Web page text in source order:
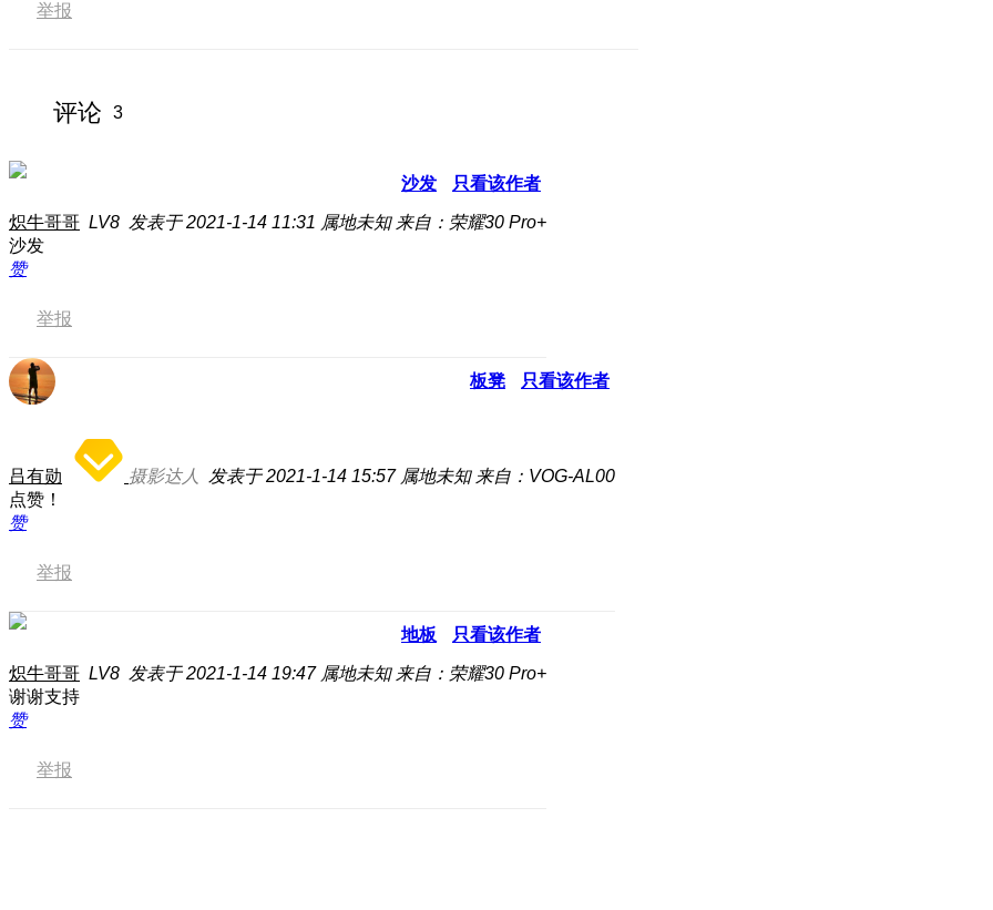
举报
评论 3
沙发 只看该作者
炽牛哥哥 LV8 发表于 2021-1-14 11:31 属地未知 来自：荣耀30 Pro+
沙发
赞
举报
板凳 只看该作者
吕有勋 摄影达人 发表于 2021-1-14 15:57 属地未知 来自：VOG-AL00
点赞！
赞
举报
地板 只看该作者
炽牛哥哥 LV8 发表于 2021-1-14 19:47 属地未知 来自：荣耀30 Pro+
谢谢支持
赞
举报